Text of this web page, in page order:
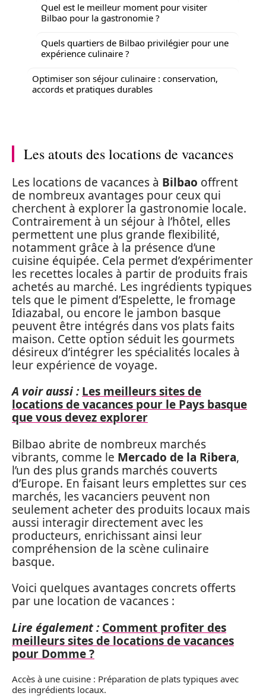
Quel est le meilleur moment pour visiter
Bilbao pour la gastronomie ?
Quels quartiers de Bilbao privilégier pour une
expérience culinaire ?
Optimiser son séjour culinaire : conservation,
accords et pratiques durables
Les atouts des locations de vacances
Les locations de vacances à Bilbao offrent
de nombreux avantages pour ceux qui
cherchent à explorer la gastronomie locale.
Contrairement à un séjour à l’hôtel, elles
permettent une plus grande flexibilité,
notamment grâce à la présence d’une
cuisine équipée. Cela permet d’expérimenter
les recettes locales à partir de produits frais
achetés au marché. Les ingrédients typiques
tels que le piment d’Espelette, le fromage
Idiazabal, ou encore le jambon basque
peuvent être intégrés dans vos plats faits
maison. Cette option séduit les gourmets
désireux d’intégrer les spécialités locales à
leur expérience de voyage.
A voir aussi : Les meilleurs sites de
locations de vacances pour le Pays basque
que vous devez explorer
Bilbao abrite de nombreux marchés
vibrants, comme le Mercado de la Ribera,
l’un des plus grands marchés couverts
d’Europe. En faisant leurs emplettes sur ces
marchés, les vacanciers peuvent non
seulement acheter des produits locaux mais
aussi interagir directement avec les
producteurs, enrichissant ainsi leur
compréhension de la scène culinaire
basque.
Voici quelques avantages concrets offerts
par une location de vacances :
Lire également : Comment profiter des
meilleurs sites de locations de vacances
pour Domme ?
Accès à une cuisine : Préparation de plats typiques avec
des ingrédients locaux.